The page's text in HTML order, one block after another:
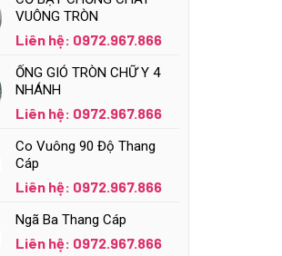
VUÔNG TRÒN
Liên hệ: 0972.967.866
ỐNG GIÓ TRÒN CHỮ Y 4
NHÁNH
Liên hệ: 0972.967.866
Co Vuông 90 Độ Thang
Cáp
Liên hệ: 0972.967.866
Ngã Ba Thang Cáp
Liên hệ: 0972.967.866